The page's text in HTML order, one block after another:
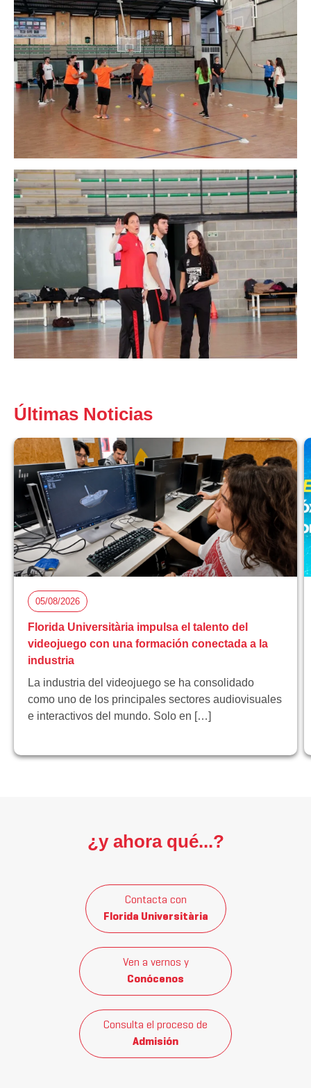
Últimas Noticias
05/08/2026
Florida Universitària impulsa el talento del
videojuego con una formación conectada a la
industria
La industria del videojuego se ha consolidado
como uno de los principales sectores audiovisuales
e interactivos del mundo. Solo en […]
¿y ahora qué...?
Contacta con
Florida Universitària
Ven a vernos y
Conócenos
Consulta el proceso de
Admisión